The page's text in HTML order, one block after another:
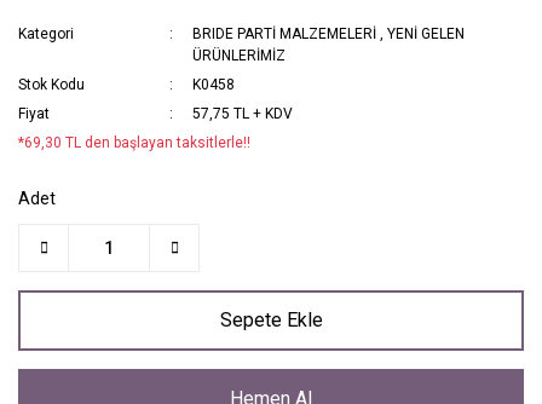
Kategori BRIDE PARTİ MALZEMELERİ ,YENİ GELEN
ÜRÜNLERİMİZ
Stok Kodu
K0458
Fiyat
57,75 TL + KDV
*69,30 TL den başlayan taksitlerle!!
Adet
Sepete Ekle
Hemen Al